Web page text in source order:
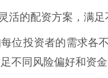
活的配资方案，满
位投资者的需求各
不同风险偏好和资金